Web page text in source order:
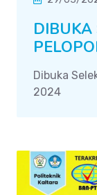
DIBUKA
Dibuka
2024